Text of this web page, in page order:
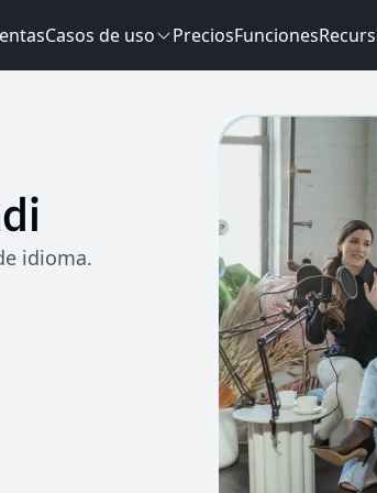
Casos de uso PreciosFunciones
idioma.